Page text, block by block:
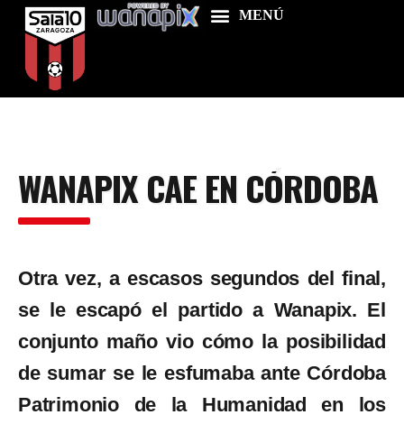
Food & Drink
Features
Contacts
WANAPIX CAE EN CÓRDOBA
Otra vez, a escasos segundos del final,
se le escapó el partido a Wanapix. El
conjunto maño vio cómo la posibilidad
de sumar se le esfumaba ante Córdoba
Patrimonio de la Humanidad en los